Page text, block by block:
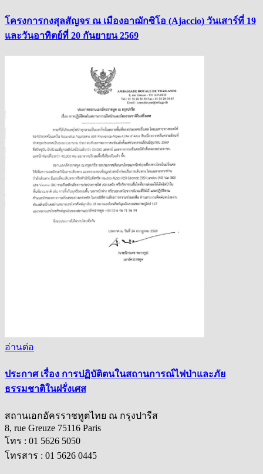
โครงการกงสุลสัญจร ณ เมืองอาฌักซิโอ (Ajaccio) วันเสาร์ที่ 19
และวันอาทิตย์ที่ 20 กันยายน 2569
อ่านต่อ
ประกาศ เรื่อง การปฏิบัติตนในสถานการณ์ไฟป่าและภัย
ธรรมชาติในฝรั่งเศส
สถานเอกอัครราชทูตไทย ณ กรุงปารีส
8, rue Greuze 75116 Paris
โทร : 01 5626 5050
โทรสาร : 01 5626 0445